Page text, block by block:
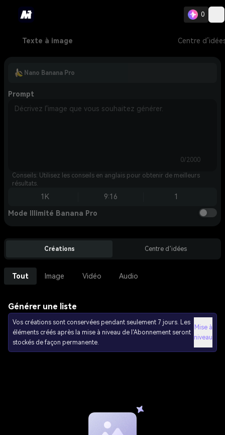
0
Texte à image Centre
Nano Banana Pro
Prompt
0/2000
Conseils: Utilisez les conseils en anglais pour obtenir de meilleurs
résultats.
1K 9:16 1
Mode Illimité Banana Pro
Créations Centre d’idées
Tout Image Vidéo Audio
Générer une liste
Vos créations sont conservées pendant seulement 7 jours. Les
éléments créés après la mise à niveau de l'Abonnement seront
stockés de façon permanente.
Mise à
niveau